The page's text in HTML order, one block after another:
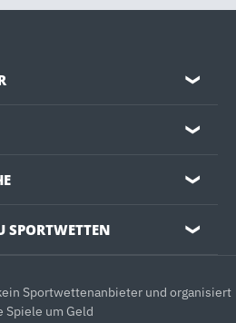
❯
❯
❯
SPORTWETTEN ❯
Sportwettenanbieter und organisiert
Spiele um Geld